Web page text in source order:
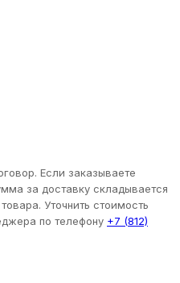
Если заказываете
за доставку складывается
Уточнить стоимость
по телефону +7 (812)